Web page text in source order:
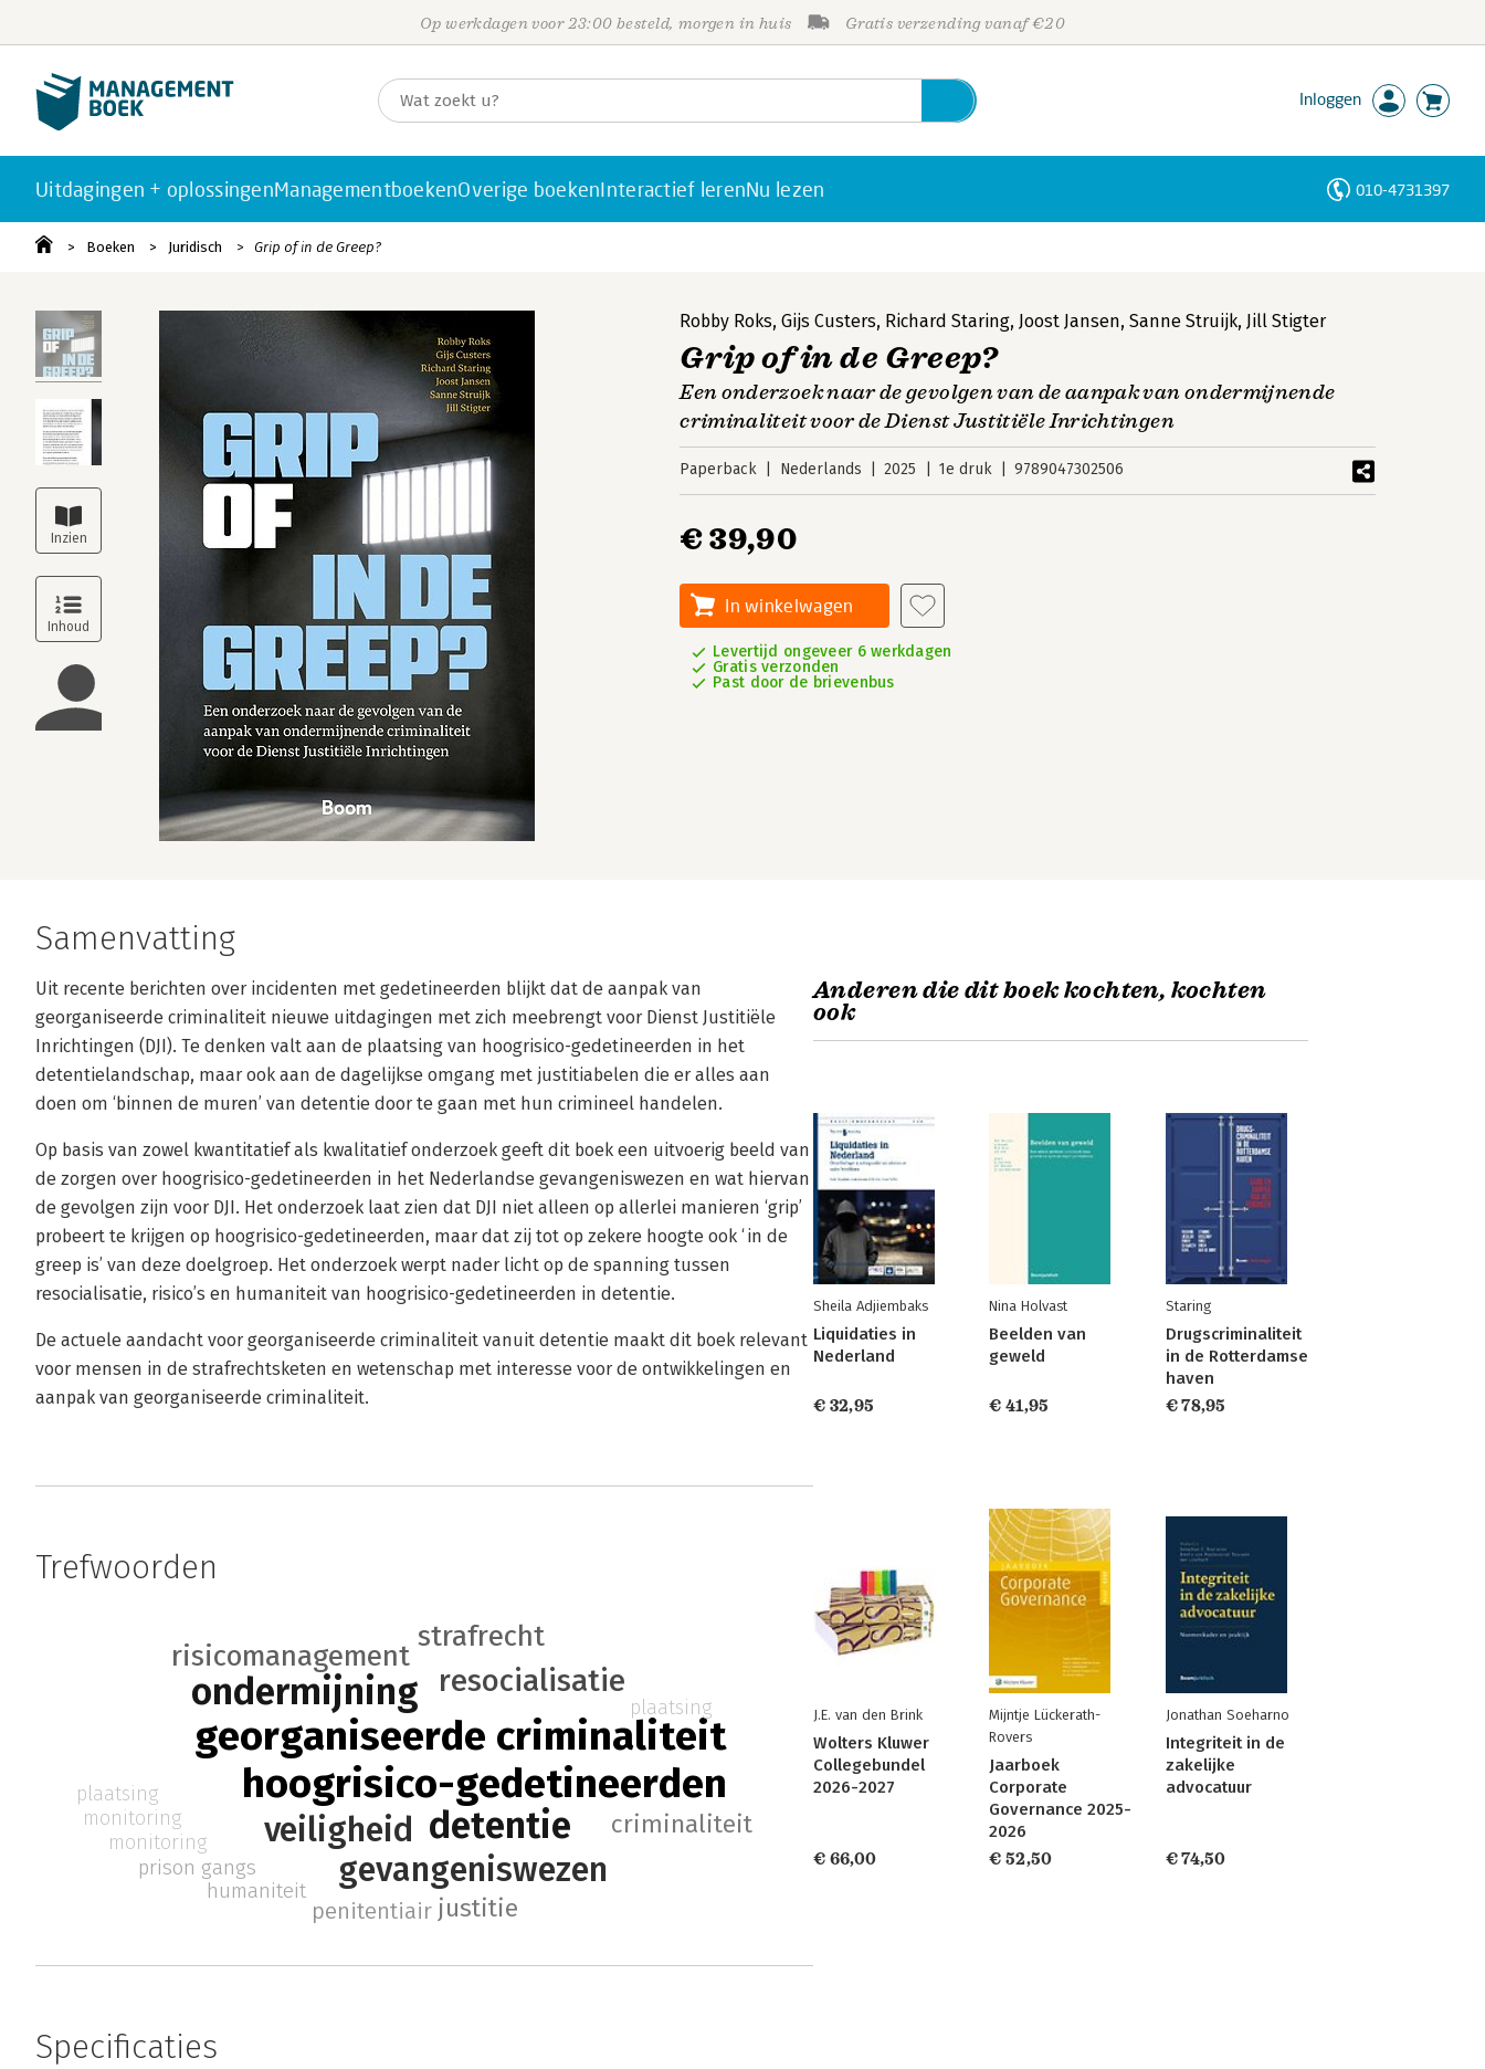
Op werkdagen voor 23:00 besteld, morgen in huis Gratis verzending vanaf €20
Inloggen
Uitdagingen + oplossingenManagementboekenOverige boekenInteractief lerenNu lezen 010-4731397
Boeken Juridisch Grip of in de Greep?
Robby Roks,Gijs Custers, Richard Staring, Joost Jansen,Sanne Struijk, Jill Stigter
Grip of in de Greep?
Een onderzoek naar de gevolgen van de aanpak van ondermijnende
criminaliteit voor de Dienst Justitiële Inrichtingen
Paperback Nederlands 2025 1e druk 9789047302506
€ 39,90
In winkelwagen
Levertijd ongeveer 6 werkdagen
Gratis verzonden
Past door de brievenbus
Samenvatting
Uit recente berichten over incidenten met gedetineerden blijkt dat de aanpak van
georganiseerde criminaliteit nieuwe uitdagingen met zich meebrengt voor Dienst Justitiële
Inrichtingen (DJI). Te denken valt aan de plaatsing van hoogrisico-gedetineerden in het
detentielandschap, maar ook aan de dagelijkse omgang met justitiabelen die er alles aan
doen om ‘binnen de muren’ van detentie door te gaan met hun crimineel handelen.
Op basis van zowel kwantitatief als kwalitatief onderzoek geeft dit boek een uitvoerig beeld van
de zorgen over hoogrisico-gedetineerden in het Nederlandse gevangeniswezen en wat hiervan
de gevolgen zijn voor DJI. Het onderzoek laat zien dat DJI niet alleen op allerlei manieren ‘grip’
probeert te krijgen op hoogrisico-gedetineerden, maar dat zij tot op zekere hoogte ook ‘in de
greep is’ van deze doelgroep. Het onderzoek werpt nader licht op de spanning tussen
resocialisatie, risico’s en humaniteit van hoogrisico-gedetineerden in detentie.
De actuele aandacht voor georganiseerde criminaliteit vanuit detentie maakt dit boek relevant
voor mensen in de strafrechtsketen en wetenschap met interesse voor de ontwikkelingen en
aanpak van georganiseerde criminaliteit.
Trefwoorden
georganiseerde criminaliteit
hoogrisico-gedetineerden
detentie
ondermijning
veiligheid
gevangeniswezen
resocialisatie
risicomanagement
strafrecht
criminaliteit
justitie
penitentiair
humaniteit
prison gangs
monitoring
plaatsing
monitoring
plaatsing
Specificaties
Anderen die dit boek kochten, kochten
ook
Sheila Adjiembaks
Liquidaties in
Nederland
€ 32,95
Nina Holvast
Beelden van
geweld
€ 41,95
Staring
Drugscriminaliteit
in de Rotterdamse
haven
€ 78,95
J.E. van den Brink
Wolters Kluwer
Collegebundel
2026-2027
€ 66,00
Mijntje Lückerath-
Rovers
Jaarboek
Corporate
Governance 2025-
2026
€ 52,50
Jonathan Soeharno
Integriteit in de
zakelijke
advocatuur
€ 74,50
Personen